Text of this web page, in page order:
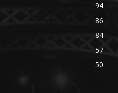
94
86
84
57
50